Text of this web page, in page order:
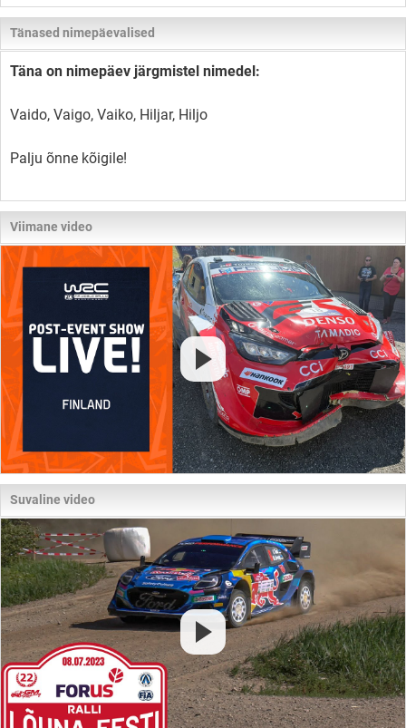
Tänased nimepäevalised
Täna on nimepäev järgmistel nimedel:
Vaido, Vaigo, Vaiko, Hiljar, Hiljo
Palju õnne kõigile!
Viimane video
Suvaline video